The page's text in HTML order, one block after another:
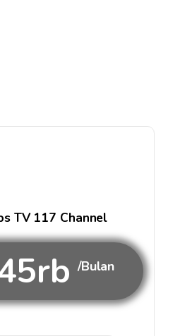
TV 117 Channel
/Bulan